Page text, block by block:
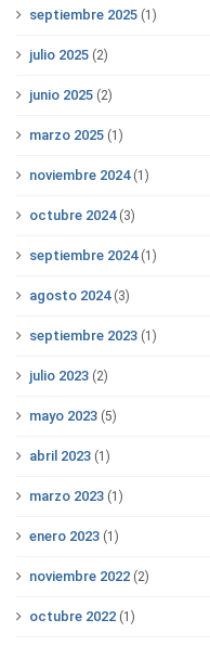
septiembre 2025 (1)
julio 2025 (2)
junio 2025 (2)
marzo 2025 (1)
noviembre 2024(1)
octubre 2024(3)
septiembre 2024(1)
agosto 2024(3)
septiembre 2023 (1)
julio 2023 (2)
mayo 2023 (5)
abril 2023 (1)
marzo 2023 (1)
enero 2023 (1)
noviembre 2022 (2)
octubre 2022 (1)